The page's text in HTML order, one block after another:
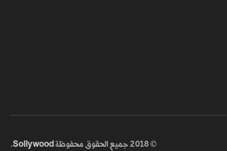
© 2018 جميع الحقوق محفوظة Sollywood
.